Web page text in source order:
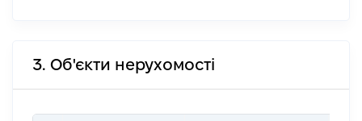
3. Об'єкти нерухомості